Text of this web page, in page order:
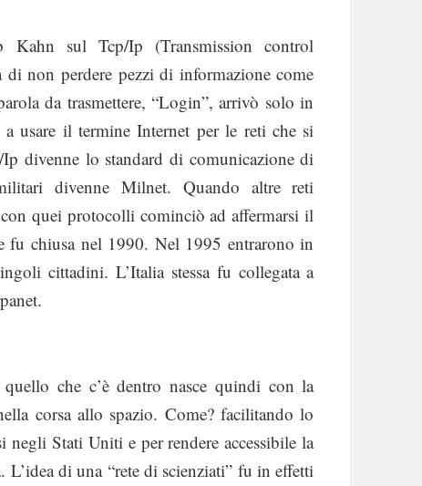
sul Tcp/Ip (Transmission control
non perdere pezzi di informazione come
da trasmettere, “Login”, arrivò solo in
usare il termine Internet per le reti che si
divenne lo standard di comunicazione di
divenne Milnet. Quando altre reti
quei protocolli cominciò ad affermarsi il
fu chiusa nel 1990. Nel 1995 entrarono in
cittadini. L’Italia stessa fu collegata a
che c’è dentro nasce quindi con la
corsa allo spazio. Come? facilitando lo
Stati Uniti e per rendere accessibile la
di una “rete di scienziati” fu in effetti